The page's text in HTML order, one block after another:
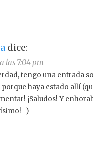
dice:
las 7:04 pm
tengo una entrada
haya estado allí
¡Saludos! Y
=)